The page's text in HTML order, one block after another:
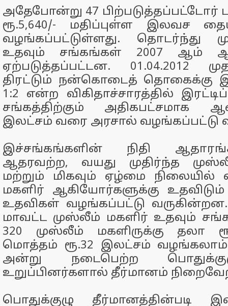
அதேபோன்று 47 பிற்படுத்தப்பட்டோர்
ரூ.5,640/- மதிப்புள்ள இலவச
வழங்கப்பட்டுள்ளது. தொடர்ந்து
உதவும் சங்கங்கள் 2007 ஆம்
ஏற்படுத்தப்பட்டன. 01.04.2012
திரட்டும் நன்கொடைத் தொகைக்கு
1:2 என்ற விகிதாச்சாரத்தில்
சங்கத்திற்கும் அதிகபட்சமாக
இலட்சம் வரை அரசால் வழங்கப்பட்டு
இச்சங்கங்களின் நிதி
ஆதரவற்ற, வயது முதிர்ந்த
மற்றும் மிகவும் ஏழ்மை நிலையில்
மகளிர் ஆகியோர்களுக்கு
உதவிகள் வழங்கப்பட்டு வருகின்றன.
மாவட்ட முஸ்லீம் மகளிர் உதவும்
320 முஸ்லீம் மகளிருக்கு தலா
மொத்தம் ரூ.32 இலட்சம் வழங்கலாம்
அன்று நடைபெற்ற
உறுப்பினர்களால் தீர்மானம்
பொதுக்குழு தீர்மானத்தின்படி